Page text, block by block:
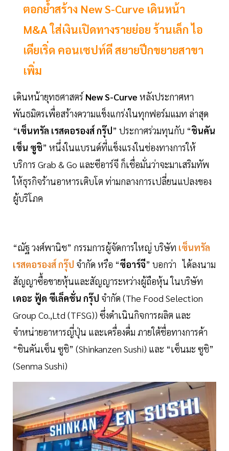
ตอกย้ำสร้าง New S-Curve เดินหน้า
M&A ใส่เงินเปิดทางรายย่อย ร้านเล็ก ไอ
เดียเริ่ด คอนเซปท์ดี สยายปีกขยายสาขา
เพิ่ม
เดินหน้ายุทธศาสตร์ New S-Curve หลังประกาศหา
พันธมิตรเพื่อสร้างความแข็งแกร่งในทุกฟอร์มแมท ล่าสุด
“เซ็นทรัล เรสตอรองส์ กรุ๊ป” ประกาศร่วมทุนกับ “ชินคัน
เซ็น ซูชิ” หนึ่งในแบรนด์ที่แข็งแรงในช่องทางการให้
บริการ Grab & Go และซีอาร์จี ก็เชื่อมั่นว่าจะมาเสริมทัพ
ให้ธุรกิจร้านอาหารเติบโต ท่ามกลางการเปลี่ยนแปลงของ
ผู้บริโภค
“ณัฐ วงศ์พานิช” กรรมการผู้จัดการใหญ่ บริษัท เซ็นทรัล
เรสตอรองส์ กรุ๊ป จำกัด หรือ “ซีอาร์จี” บอกว่า ได้ลงนาม
สัญญาซื้อขายหุ้นและสัญญาระหว่างผู้ถือหุ้น ในบริษัท
เดอะ ฟู้ด ซีเล็คชั่น กรุ๊ป จำกัด (The Food Selection
Group Co.,Ltd (TFSG)) ซึ่งดำเนินกิจการผลิต และ
จำหน่ายอาหารญี่ปุ่น และเครื่องดื่ม ภายใต้ชื่อทางการค้า
“ชินคันเซ็น ซูชิ” (Shinkanzen Sushi) และ “เซ็นมะ ซูชิ”
(Senma Sushi)